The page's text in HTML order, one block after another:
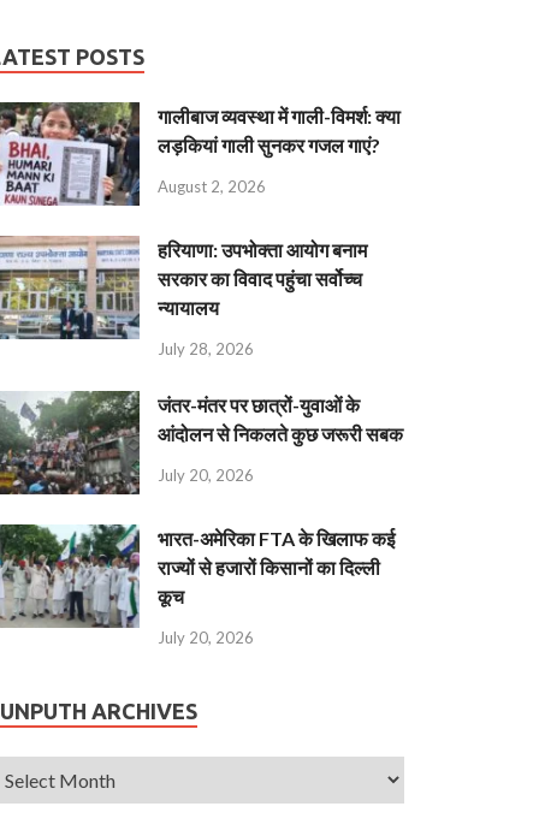
POSTS
गालीबाज व्‍यवस्‍था में गाली-विमर्श: क्या
लड़कियां गाली सुनकर गजल गाएं?
August 2, 2026
हरियाणा: उपभोक्ता आयोग बनाम
सरकार का विवाद पहुंचा सर्वोच्च
न्यायालय
July 28, 2026
जंतर-मंतर पर छात्रों-युवाओं के
आंदोलन से निकलते कुछ जरूरी सबक
July 20, 2026
भारत-अमेरिका FTA के खिलाफ कई
राज्यों से हजारों किसानों का दिल्ली
कूच
July 20, 2026
ARCHIVES